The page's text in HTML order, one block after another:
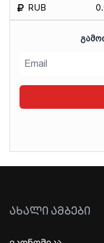
RUB
ᲐᲮᲐᲚᲘ ᲐᲛᲑᲔᲑᲘ